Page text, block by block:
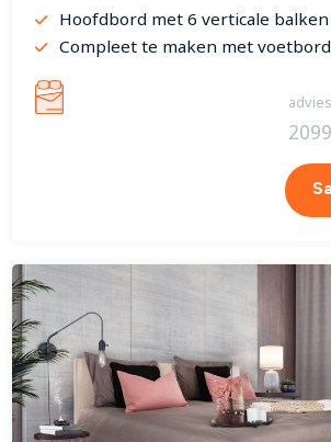
Hoofdbord met 6 verticale balken
Compleet te maken met